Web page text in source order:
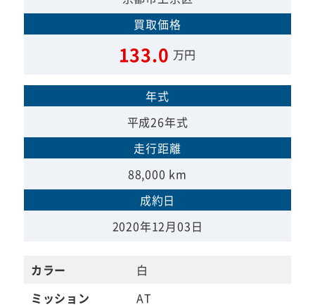
買取価格
133.0 万円
年式
平成26年式
走行距離
88,000 km
成約日
2020年12月03日
カラー
白
ミッション
AT